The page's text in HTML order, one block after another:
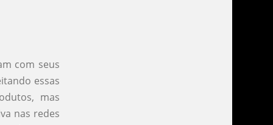
com seus
essas
mas
nas redes